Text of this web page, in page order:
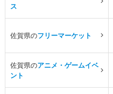
ス
佐賀県のフリーマーケット
佐賀県のアニメ・ゲームイベ
ント